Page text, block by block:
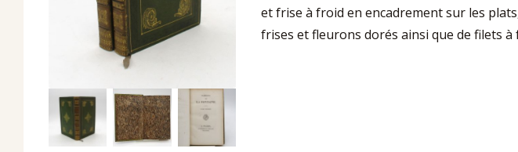
et frise à froid en encadrement sur les
frises et fleurons dorés ainsi que de filets à